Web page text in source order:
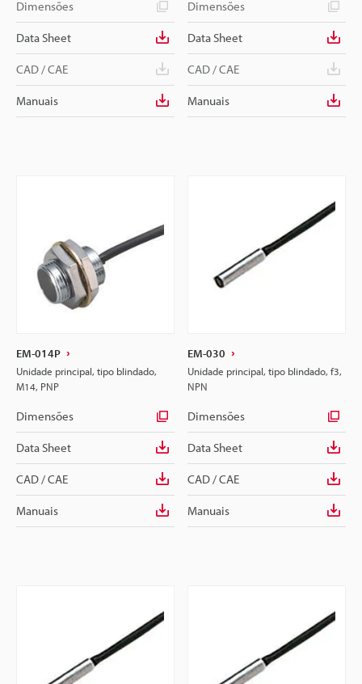
Dimensões
Data Sheet
CAD / CAE
Manuais
Dimensões
Data Sheet
CAD / CAE
Manuais
EM-014P
Unidade principal, tipo blindado,
M14, PNP
Dimensões
Data Sheet
CAD / CAE
Manuais
EM-030
Unidade principal, tipo blindado, f3,
NPN
Dimensões
Data Sheet
CAD / CAE
Manuais